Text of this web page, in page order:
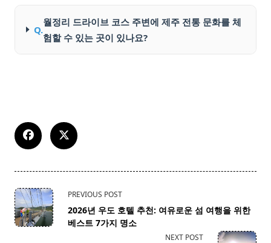
Q.
월정리 드라이브 코스 주변에 제주 전통 문화를 체
험할 수 있는 곳이 있나요?
<span
class="nav-
subtitle
PREVIOUS POST
2026년 우도 호텔 추천: 여유로운 섬 여행을 위한
베스트 7가지 명소
NEXT POST